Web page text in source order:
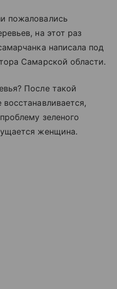
пожаловались
на этот раз
написала под
Самарской области.
После такой
зеленого
женщина.